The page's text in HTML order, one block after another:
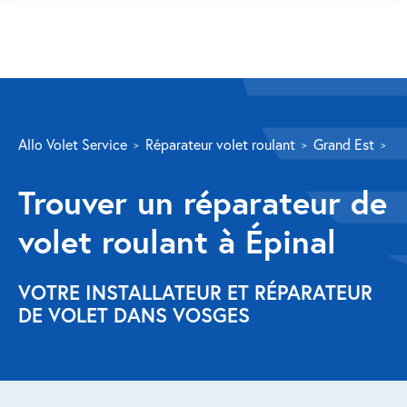
Volet roulant
Réparation
Volet roulant Velux
Réparation store banne
Allo Volet Service Réparateur volet roulant Grand Est
Trouver un réparateur de
volet roulant à Épinal
VOTRE INSTALLATEUR ET RÉPARATEUR
DE VOLET DANS VOSGES